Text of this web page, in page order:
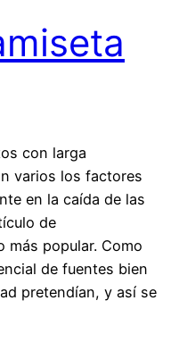
con larga
varios los factores
en la caída de las
de
más popular. Como
de fuentes bien
pretendían, y así se